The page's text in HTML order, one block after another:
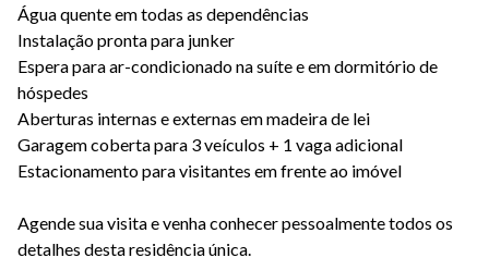
Água quente em todas as dependências
Instalação pronta para junker
Espera para ar-condicionado na suíte e em dormitório de
hóspedes
Aberturas internas e externas em madeira de lei
Garagem coberta para 3 veículos + 1 vaga adicional
Estacionamento para visitantes em frente ao imóvel
Agende sua visita e venha conhecer pessoalmente todos os
detalhes desta residência única.